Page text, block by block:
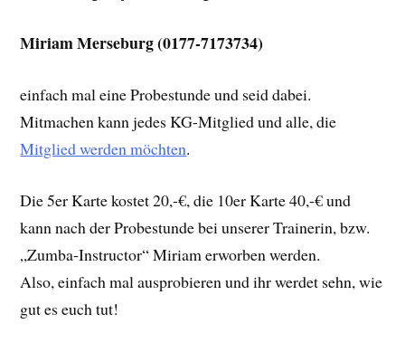
Miriam Merseburg (0177-7173734)
einfach mal eine Probestunde und seid dabei.
Mitmachen kann jedes KG-Mitglied und alle, die
Mitglied werden möchten.
Die 5er Karte kostet 20,-€, die 10er Karte 40,-€ und
kann nach der Probestunde bei unserer Trainerin, bzw.
„Zumba-Instructor“ Miriam erworben werden.
Also, einfach mal ausprobieren und ihr werdet sehn, wie
gut es euch tut!